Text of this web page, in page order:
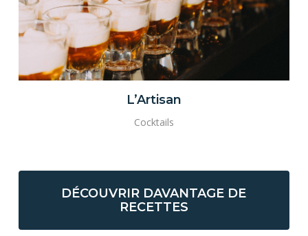
L’Artisan
Cocktails
DÉCOUVRIR DAVANTAGE DE
RECETTES